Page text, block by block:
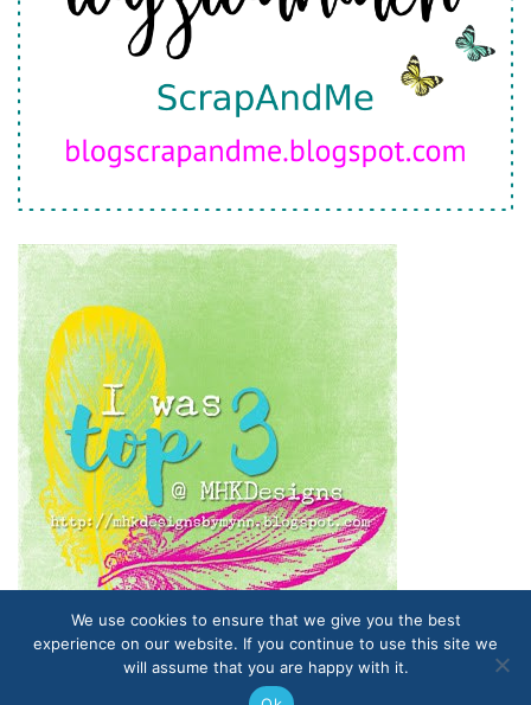
|Themes and Plugins developed
We use cookies to ensure that we give you the best
experience on our website. If you continue to use this site we
will assume that you are happy with it.